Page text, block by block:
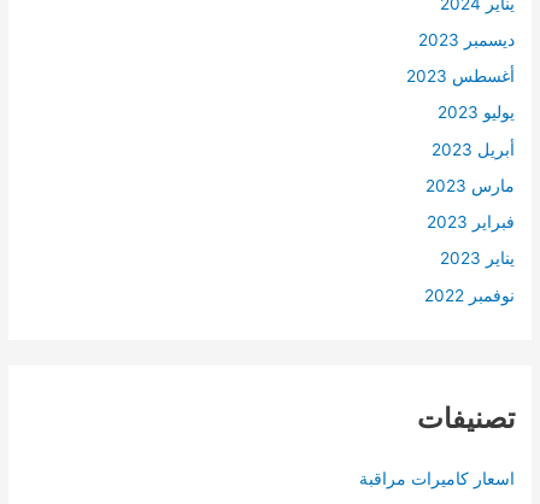
ديسمبر 2023
أغسطس 2023
يوليو 2023
أبريل 2023
مارس 2023
فبراير 2023
يناير 2023
نوفمبر 2022
تصنيفات
اسعار كاميرات مراقبة